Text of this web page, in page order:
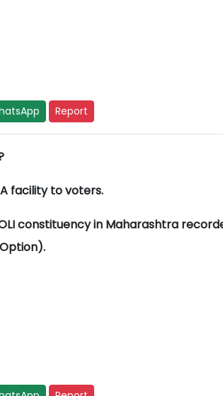
Report
facility to voters.
constituency in Maharashtra